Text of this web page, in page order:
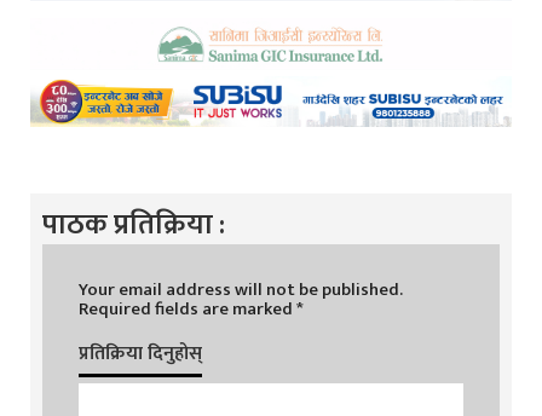
पाठक प्रतिक्रिया :
Your email address will not be published.
Required fields are marked*
प्रतिक्रिया दिनुहोस्